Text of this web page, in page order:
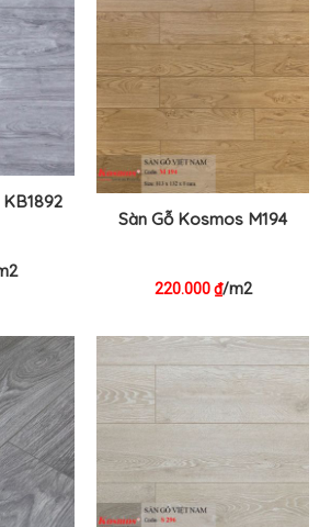
Sàn Gỗ Kosmos M194
220.000₫/m2